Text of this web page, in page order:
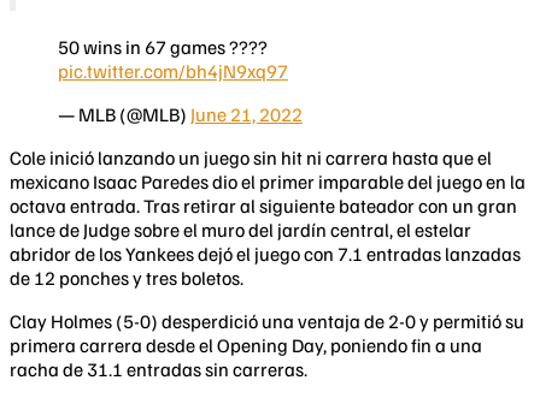
50 wins in 67 games ????
pic.twitter.com/bh4jN9xq97
— MLB (@MLB) June 21, 2022
Cole inició lanzando un juego sin hit ni carrera hasta que el
mexicano Isaac Paredes dio el primer imparable del juego en la
octava entrada. Tras retirar al siguiente bateador con un gran
lance de Judge sobre el muro del jardín central, el estelar
abridor de los Yankees dejó el juego con 7.1 entradas lanzadas
de 12 ponches y tres boletos.
Clay Holmes (5-0) desperdició una ventaja de 2-0 y permitió su
primera carrera desde el Opening Day, poniendo fin a una
racha de 31.1 entradas sin carreras.